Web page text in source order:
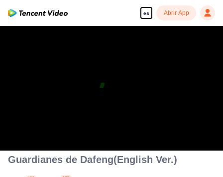
es Abrir App
Guardianes de Dafeng(English Ver.)